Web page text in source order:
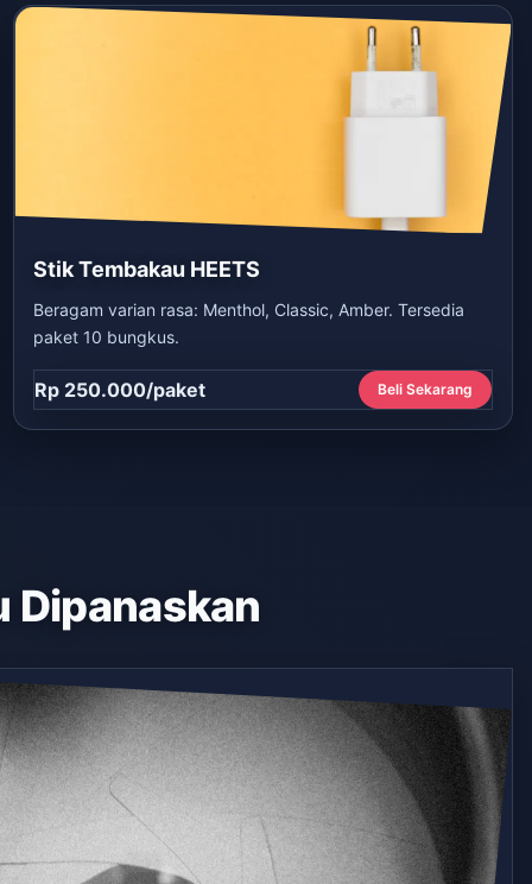
Stik Tembakau HEETS
Beragam varian rasa: Menthol, Classic, Amber. Tersedia
paket 10 bungkus.
Rp 250.000/paket Beli Sekarang
Dipanaskan